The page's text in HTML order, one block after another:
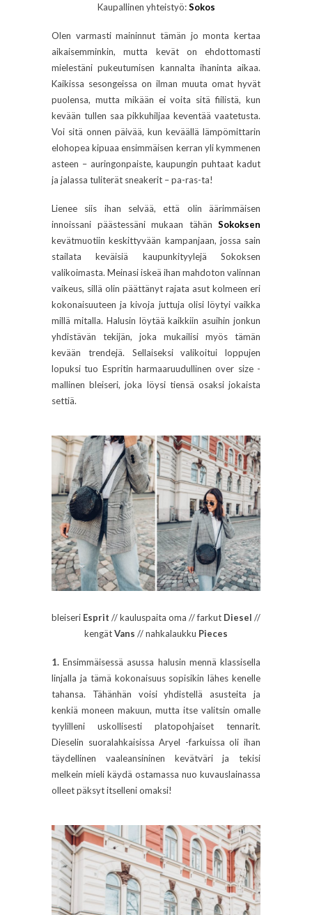
Kaupallinen yhteistyö:Sokos
Olen varmasti maininnut tämän jo monta kertaa
aikaisemminkin, mutta kevät on ehdottomasti
mielestäni pukeutumisen kannalta ihaninta aikaa.
Kaikissa sesongeissa on ilman muuta omat hyvät
puolensa, mutta mikään ei voita sitä fiilistä, kun
kevään tullen saa pikkuhiljaa keventää vaatetusta.
Voi sitä onnen päivää, kun keväällä lämpömittarin
elohopea kipuaa ensimmäisen kerran yli kymmenen
asteen – auringonpaiste, kaupungin puhtaat kadut
ja jalassa tuliterät sneakerit – pa-ras-ta!
Lienee siis ihan selvää, että olin äärimmäisen
innoissani päästessäni mukaan tähän Sokoksen
kevätmuotiin keskittyvään kampanjaan, jossa sain
stailata keväisiä kaupunkityylejä Sokoksen
valikoimasta. Meinasi iskeä ihan mahdoton valinnan
vaikeus, sillä olin päättänyt rajata asut kolmeen eri
kokonaisuuteen ja kivoja juttuja olisi löytyi vaikka
millä mitalla. Halusin löytää kaikkiin asuihin jonkun
yhdistävän tekijän, joka mukailisi myös tämän
kevään trendejä. Sellaiseksi valikoitui loppujen
lopuksi tuo Espritin harmaaruudullinen over size -
mallinen bleiseri, joka löysi tiensä osaksi jokaista
settiä.
bleiseri Esprit // kauluspaita oma // farkut Diesel //
kengätVans // nahkalaukku Pieces
1. Ensimmäisessä asussa halusin mennä klassisella
linjalla ja tämä kokonaisuus sopisikin lähes kenelle
tahansa. Tähänhän voisi yhdistellä asusteita ja
kenkiä moneen makuun, mutta itse valitsin omalle
tyylilleni uskollisesti platopohjaiset tennarit.
Dieselin suoralahkaisissa Aryel -farkuissa oli ihan
täydellinen vaaleansininen kevätväri ja tekisi
melkein mieli käydä ostamassa nuo kuvauslainassa
olleet päksyt itselleni omaksi!